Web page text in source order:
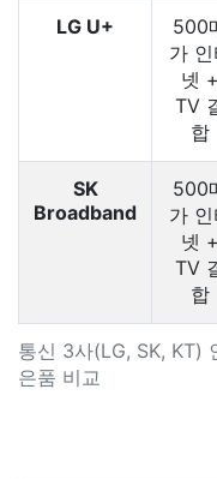
통신 3사(LG, SK, KT)
은품 비교
LG U+
500
가 인
넷 +
TV
합
SK
Broadband
500
가 인
넷 +
TV
합